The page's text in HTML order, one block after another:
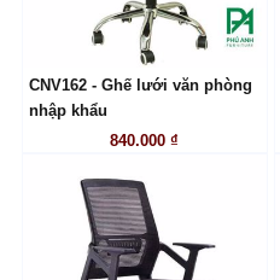
CNV162 - Ghế lưới văn phòng
nhập khẩu
840.000 ₫